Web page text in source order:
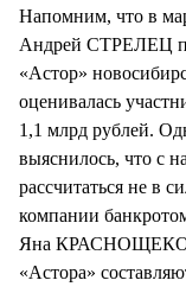
Напомним, что в
Андрей СТРЕЛЕЦ
«Астор»
оценивалась
1,1 млрд рублей.
выяснилось, что с
рассчитаться не в
компании
Яна
«Астора»